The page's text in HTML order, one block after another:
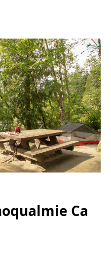
Ca